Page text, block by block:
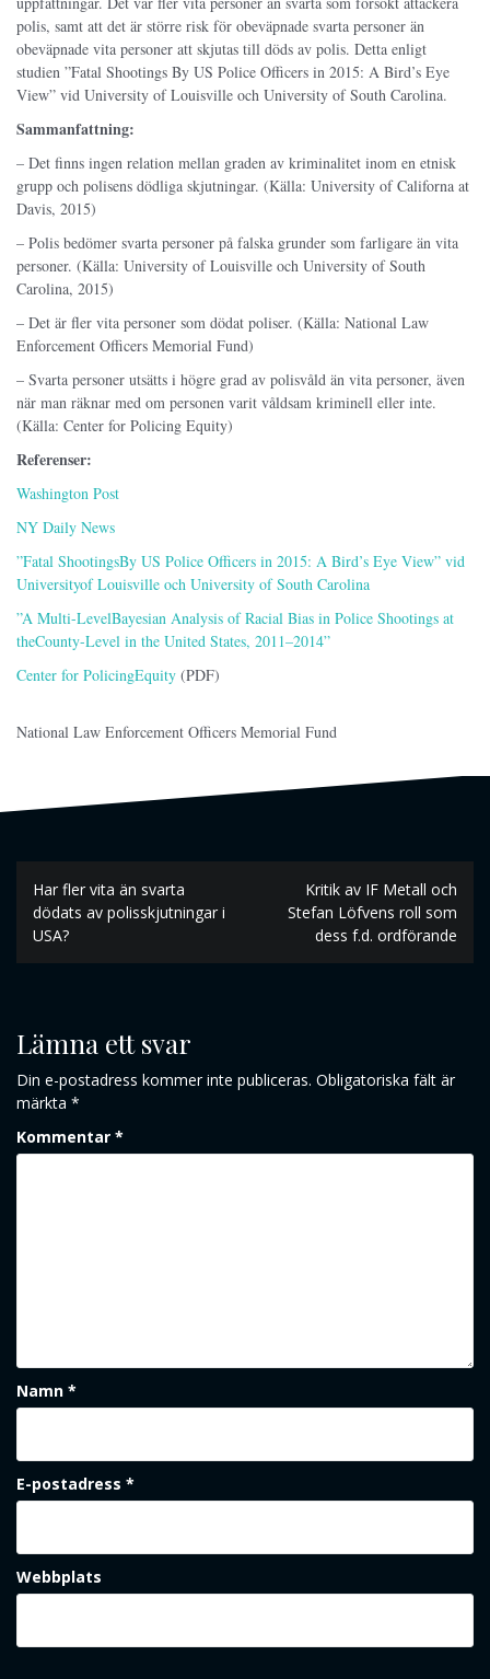
polis, samt att det är större risk för obeväpnade svarta personer än
obeväpnade vita personer att skjutas till döds av polis. Detta enligt
studien ”Fatal Shootings By US Police Officers in 2015: A Bird’s Eye
View” vid University of Louisville och University of South Carolina.
Sammanfattning:
– Det finns ingen relation mellan graden av kriminalitet inom en etnisk
grupp och polisens dödliga skjutningar. (Källa: University of Californa at
Davis, 2015)
– Polis bedömer svarta personer på falska grunder som farligare än vita
personer. (Källa: University of Louisville och University of South
Carolina, 2015)
– Det är fler vita personer som dödat poliser. (Källa: National Law
Enforcement Officers Memorial Fund)
– Svarta personer utsätts i högre grad av polisvåld än vita personer, även
när man räknar med om personen varit våldsam kriminell eller inte.
(Källa: Center for Policing Equity)
Referenser:
Washington Post
NY Daily News
”Fatal ShootingsBy US Police Officers in 2015: A Bird’s Eye View” vid
Universityof Louisville och University of South Carolina
”A Multi-LevelBayesian Analysis of Racial Bias in Police Shootings at
theCounty-Level in the United States, 2011–2014”
Center for PolicingEquity (PDF)
National Law Enforcement Officers Memorial Fund
Inläggsnavigering
Har fler vita än svarta
dödats av polisskjutningar i
USA?
Kritik av IF Metall och
Stefan Löfvens roll som
dess f.d. ordförande
Lämna ett svar
Din e-postadress kommer inte publiceras. Obligatoriska fält är
märkta *
Kommentar *
Namn *
E-postadress *
Webbplats